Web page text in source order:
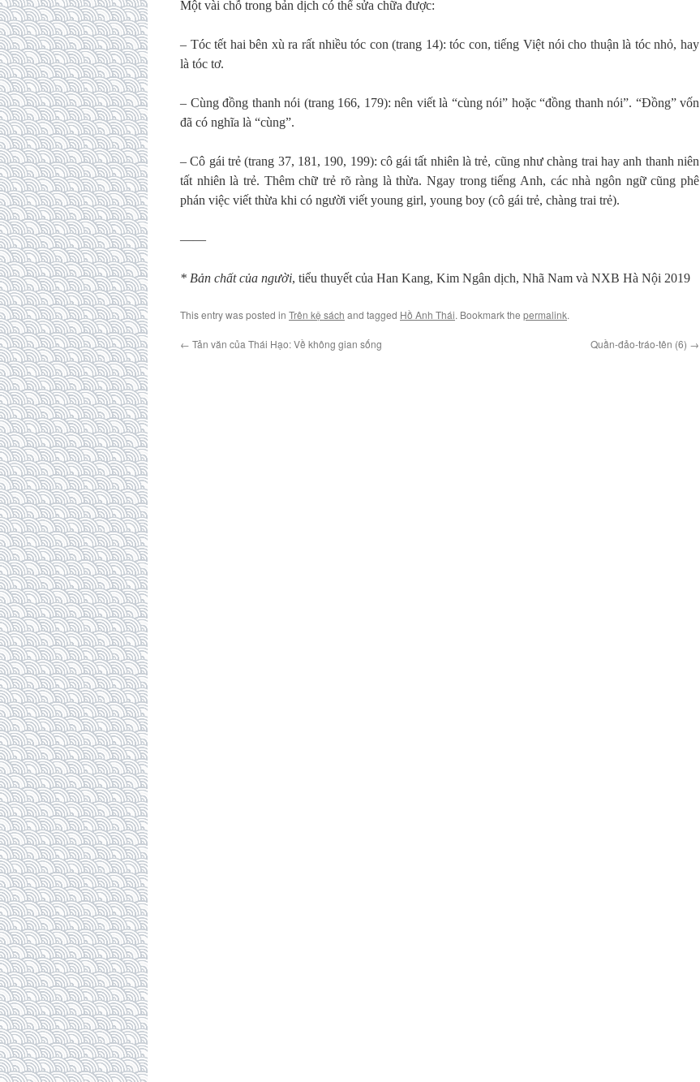
Một vài chỗ trong bản dịch có thể sửa chữa được:
– Tóc tết hai bên xù ra rất nhiều tóc con (trang 14): tóc con, tiếng Việt nói cho thuận là tóc nhỏ, hay
là tóc tơ.
– Cùng đồng thanh nói (trang 166, 179): nên viết là “cùng nói” hoặc “đồng thanh nói”. “Đồng” vốn
đã có nghĩa là “cùng”.
– Cô gái trẻ (trang 37, 181, 190, 199): cô gái tất nhiên là trẻ, cũng như chàng trai hay anh thanh niên
tất nhiên là trẻ. Thêm chữ trẻ rõ ràng là thừa. Ngay trong tiếng Anh, các nhà ngôn ngữ cũng phê
phán việc viết thừa khi có người viết young girl, young boy (cô gái trẻ, chàng trai trẻ).
——
* Bản chất của người, tiểu thuyết của Han Kang, Kim Ngân dịch, Nhã Nam và NXB Hà Nội 2019
This entry was posted in Trên kệ sách and tagged Hồ Anh Thái. Bookmark the permalink.
← Tản văn của Thái Hạo: Về không gian sống Quần-đảo-tráo-tên (6) →